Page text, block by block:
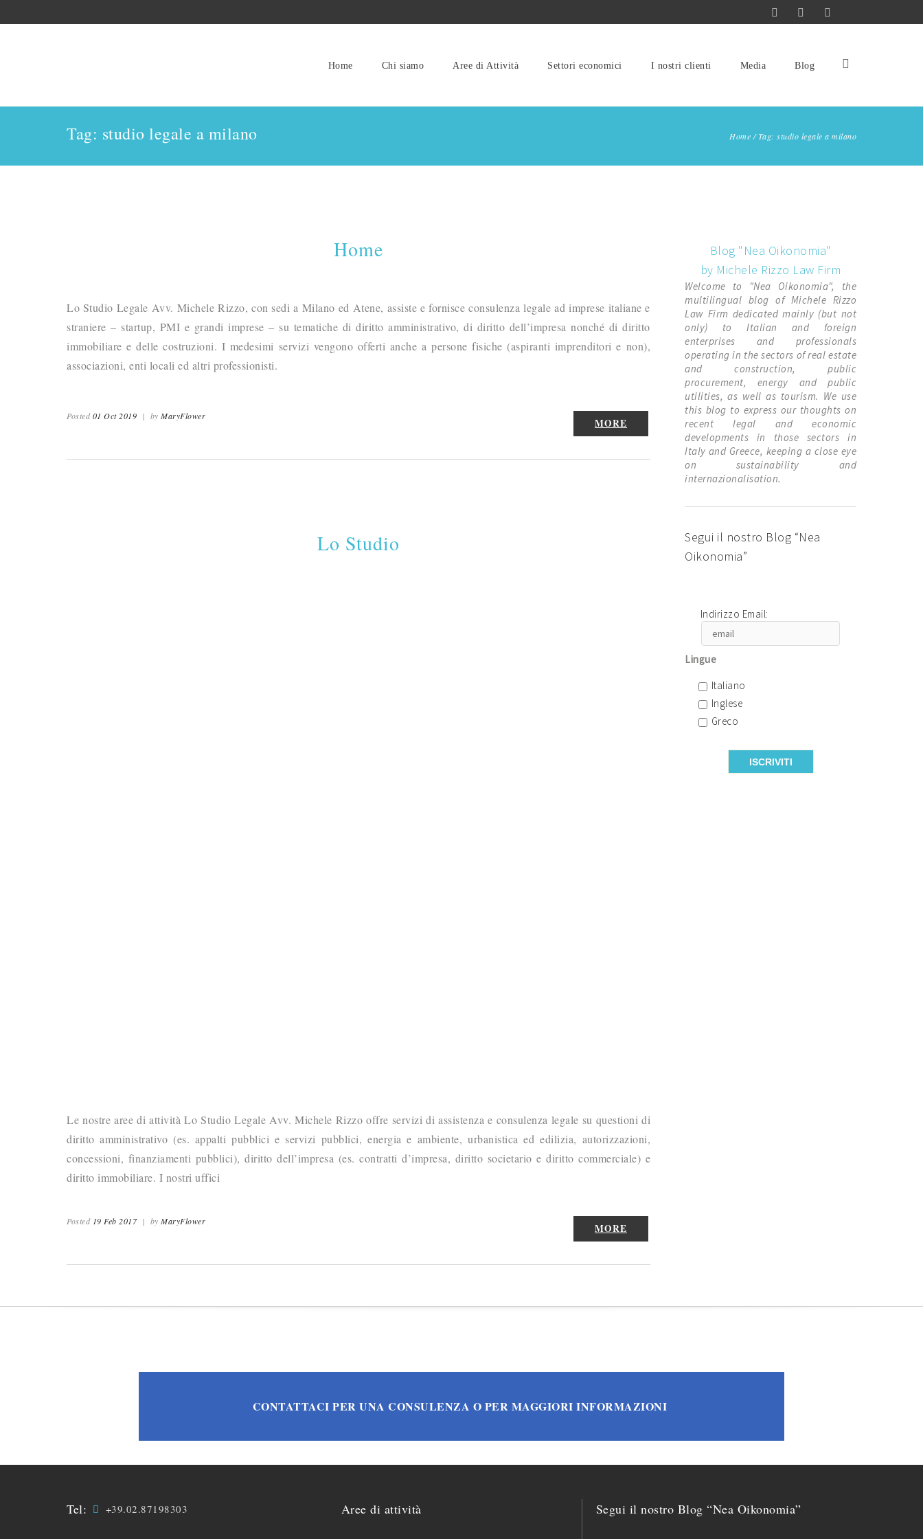
Home Chi siamo Aree di Attività Settori economici I nostri clienti Media Blog
Home /Tag: studio legale a milano
Tag: studio legale a milano
Home
Lo Studio Legale Avv. Michele Rizzo, con sedi a Milano ed Atene, assiste e fornisce consulenza legale ad imprese italiane e
straniere – startup, PMI e grandi imprese – su tematiche di diritto amministrativo, di diritto dell’impresa nonché di diritto
immobiliare e delle costruzioni. I medesimi servizi vengono offerti anche a persone fisiche (aspiranti imprenditori e non),
associazioni, enti locali ed altri professionisti.
MORE
Posted01 Oct 2019 | by MaryFlower
Lo Studio
Le nostre aree di attività Lo Studio Legale Avv. Michele Rizzo offre servizi di assistenza e consulenza legale su questioni di
diritto amministrativo (es. appalti pubblici e servizi pubblici, energia e ambiente, urbanistica ed edilizia, autorizzazioni,
concessioni, finanziamenti pubblici), diritto dell’impresa (es. contratti d’impresa, diritto societario e diritto commerciale) e
diritto immobiliare. I nostri uffici
MORE
Posted 19 Feb 2017 | by MaryFlower
Blog "Nea Oikonomia"
by Michele Rizzo Law Firm
Welcome to "Nea Oikonomia", the
multilingual blog of Michele Rizzo
Law Firm dedicated mainly (but not
only) to Italian and foreign
enterprises and professionals
operating in the sectors of real estate
and construction, public
procurement, energy and public
utilities, as well as tourism. We use
this blog to express our thoughts on
recent legal and economic
developments in those sectors in
Italy and Greece, keeping a close eye
on sustainability and
internazionalisation.
Segui il nostro Blog “Nea
Oikonomia”
Indirizzo Email:
Lingue
Italiano
Inglese
Greco
CONTATTACI PER UNA CONSULENZA O PER MAGGIORI INFORMAZIONI
Tel: +39.02.87198303 Aree di attività Segui il nostro Blog “Nea Oikonomia”